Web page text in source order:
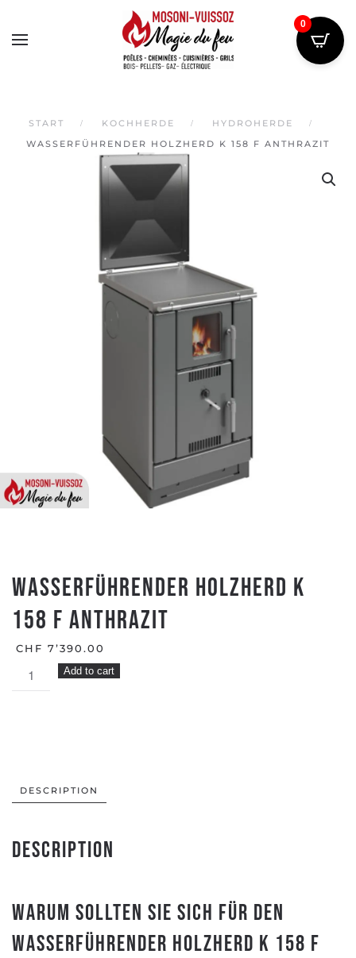
START KOCHHERDE
HYDROHERDE
WASSERFÜHRENDER HOLZHERD K 158 F ANTHRAZIT
Wasserführender Holzherd K
158 F Anthrazit
CHF 7’390.00
Wasserführender
Holzherd
quantity
Add to cart
DESCRIPTION
Description
Warum sollten Sie sich für den
Wasserführender Holzherd K 158 F
0